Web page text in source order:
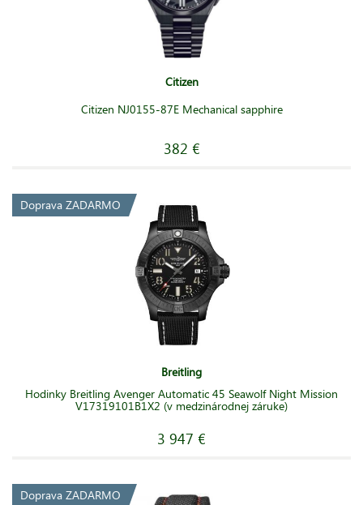
Citizen
Citizen NJ0155-87E Mechanical sapphire
382 €
Doprava ZADARMO
Breitling
Hodinky Breitling Avenger Automatic 45 Seawolf Night Mission
V17319101B1X2 (v medzinárodnej záruke)
3 947 €
Doprava ZADARMO